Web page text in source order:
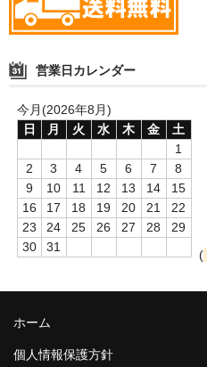
営業日カレンダー
今月(2026年8月)
日
月 火 水 木 金
土
1
2
3 4 5 6 7
8
9
10 11 12 13 14
15
16
17 18 19 20 21
22
23
24 25 26 27 28
29
30
31
(
ホーム
個人情報保護方針